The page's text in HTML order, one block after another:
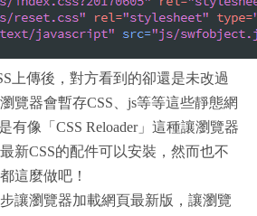
上傳後，對方看到的卻還是未改過
覽器會暫存CSS、js等等這些靜態網
有像「CSS Reloader」這種讓瀏覽器
新CSS的配件可以安裝，然而也不
這麼做吧！
讓瀏覽器加載網頁最新版，讓瀏覽